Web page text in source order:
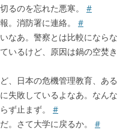
るのを忘れた悪寒。 #
。消防署に連絡。 #
なあ。警察とは比較にならな
いるけど、原因は鍋の空焚き
、日本の危機管理教育、ある
失敗しているよなあ。なんな
ず止まず。 #
。さて大学に戻るか。 #